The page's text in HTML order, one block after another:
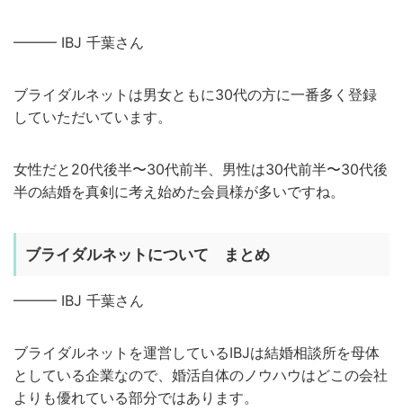
——— IBJ 千葉さん
ブライダルネットは男女ともに30代の方に一番多く登録
していただいています。
女性だと20代後半〜30代前半、男性は30代前半〜30代後
半の結婚を真剣に考え始めた会員様が多いですね。
ブライダルネットについて まとめ
——— IBJ 千葉さん
ブライダルネットを運営しているIBJは結婚相談所を母体
としている企業なので、婚活自体のノウハウはどこの会社
よりも優れている部分ではあります。